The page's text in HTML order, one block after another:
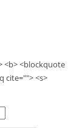
<b> <blockquote
cite=""> <s>